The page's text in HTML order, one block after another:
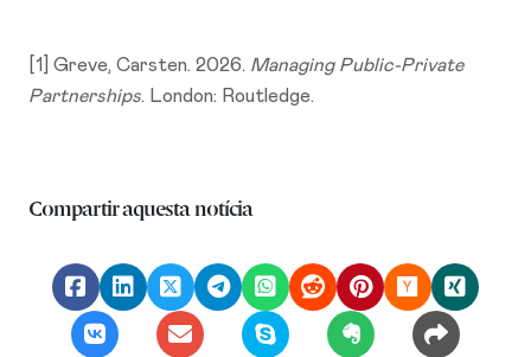
[1] Greve, Carsten. 2026. Managing Public-Private
Partnerships. London: Routledge.
Compartir aquesta notícia